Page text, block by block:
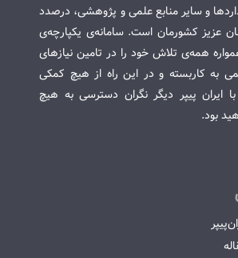
و سایر منابع علمی و پژوهشی، درصدد
عزیز کشورمان است. سامانه‌ی یکپارچه‌ی
همواره همه‌ی تلاش خود را در تامین نیازهای
به کاربسته و در این راه از هیچ کمکی
ایران پیپر دیگر نگران دسترسی به هیچ
بود.